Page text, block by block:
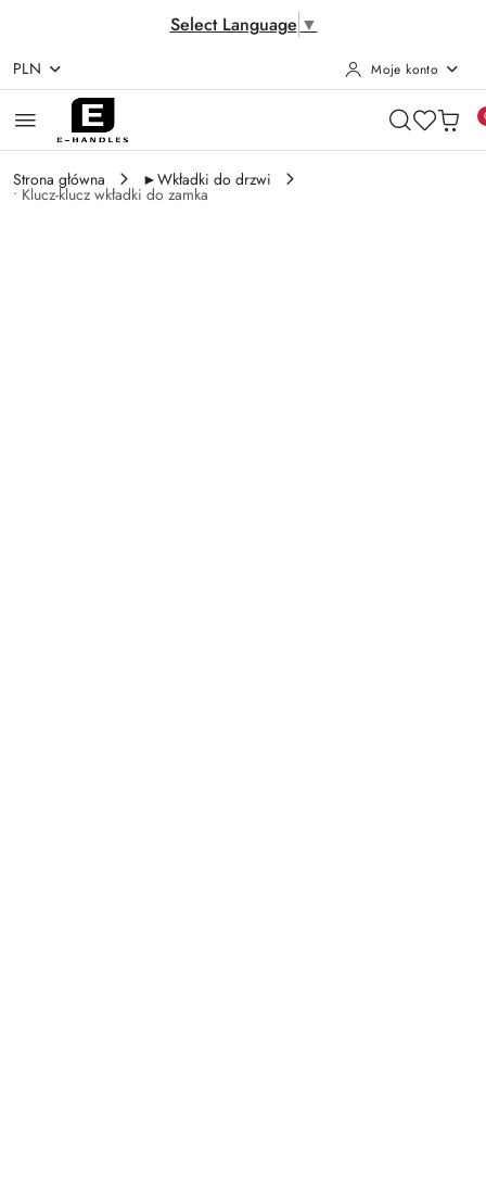
Select Language ▼
Przejdź do treści głównej
Przejdź do wyszukiwarki
Przejdź do moje konto
Przejdź do menu głównego
Przejdź do opisu produktu
Przejdź do stopki
PLN Moje konto
Strona główna ►Wkładki do drzwi
• Klucz-klucz wkładki do zamka